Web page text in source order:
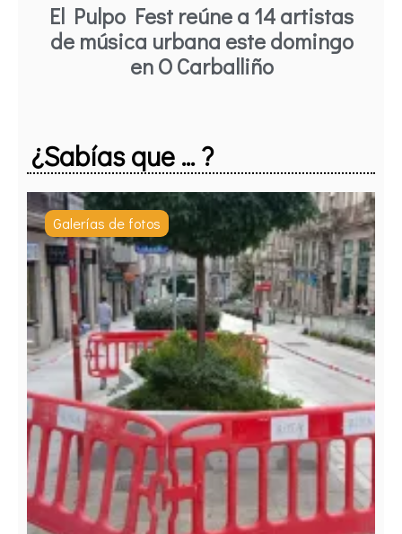
El Pulpo Fest reúne a 14 artistas
de música urbana este domingo
en O Carballiño
¿Sabías que ... ?
Galerías de fotos